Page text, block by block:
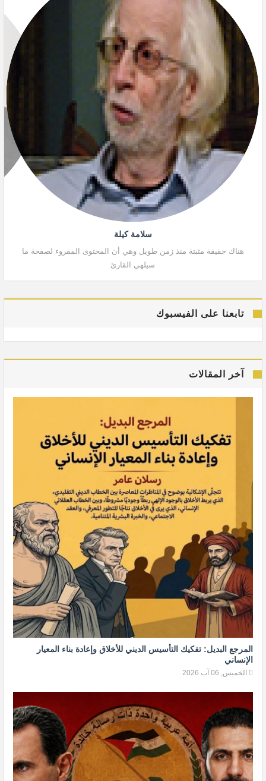
سلامة كيلة
هناك حقيقة مثبتة منذ زمن طويل وهي أن المحتوى المقروء لصفحة ما
سيلهي القارئ
تابعنا على الفيسبوك
آخر المقالات
المرجع البديل: تفكيك التأسيس الديني للأخلاق وإعادة بناء المعيار
الإنساني
الخميس, 06 آب 2026